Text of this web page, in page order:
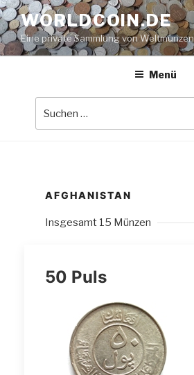
Zum
Inhalt
springen
WORLDCOIN.DE
Eine private Sammlung von Weltmünzen
Menü
AFGHANISTAN
Insgesamt 15 Münzen
50 Puls